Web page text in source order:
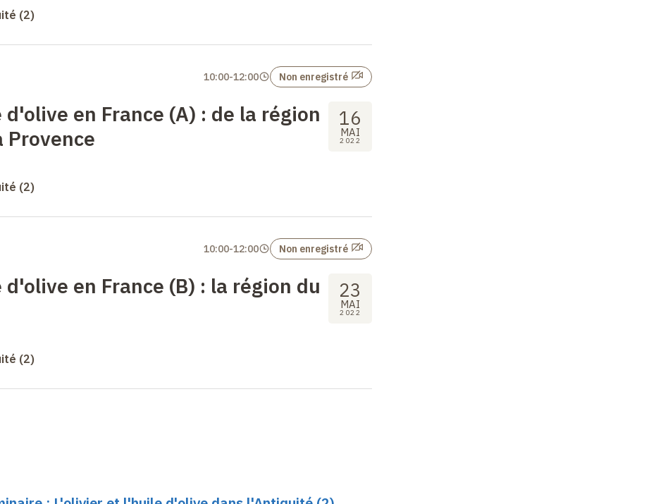
(2)
en France (A) : de la région
Provence
16
MAI
2022
10:00-12:00 Non enregistré
(2)
en France (B) : la région du 23
MAI
2022
10:00-12:00 Non enregistré
(2)